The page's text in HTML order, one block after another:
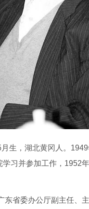
生，湖北黄冈人。
学习并参加工作，1952
东省委办公厅副主任、